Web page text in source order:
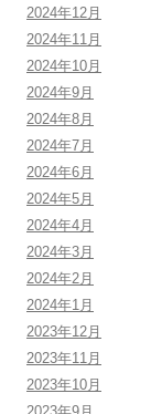
2024年12月
2024年11月
2024年10月
2024年9月
2024年8月
2024年7月
2024年6月
2024年5月
2024年4月
2024年3月
2024年2月
2024年1月
2023年12月
2023年11月
2023年10月